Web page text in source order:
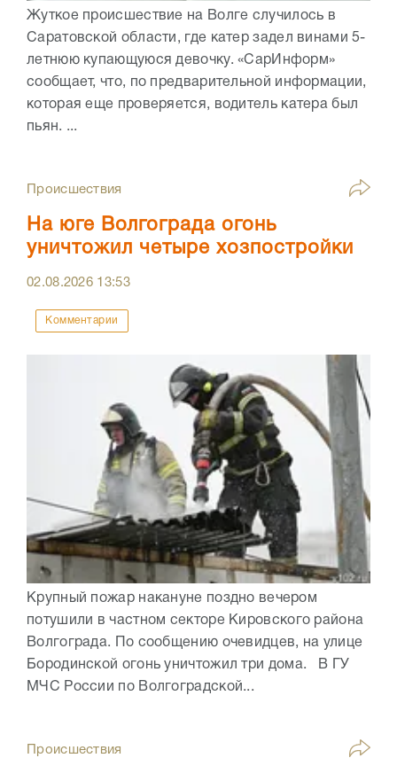
Жуткое происшествие на Волге случилось в
Саратовской области, где катер задел винами 5-
летнюю купающуюся девочку. «СарИнформ»
сообщает, что, по предварительной информации,
которая еще проверяется, водитель катера был
пьян. ...
Происшествия
На юге Волгограда огонь
уничтожил четыре хозпостройки
02.08.2026 13:53
Комментарии
Крупный пожар накануне поздно вечером
потушили в частном секторе Кировского района
Волгограда. По сообщению очевидцев, на улице
Бородинской огонь уничтожил три дома. В ГУ
МЧС России по Волгоградской...
Происшествия